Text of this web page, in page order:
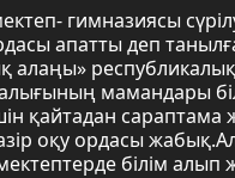
гимназиясы
апатты деп
алаңы» республикалық
мамандары
қайтадан сараптама
оқу ордасы
білім алып